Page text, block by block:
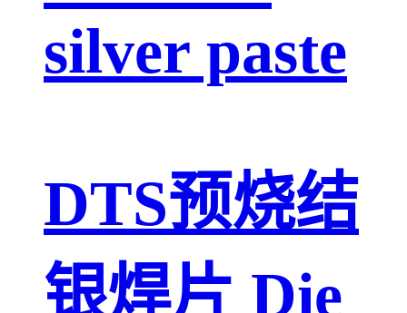
silver paste
DTS预烧结
银焊片 Die